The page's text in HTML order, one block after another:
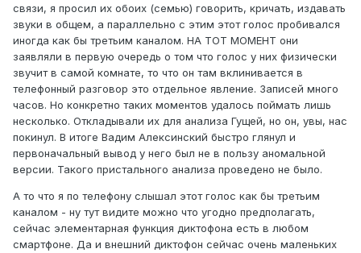
связи, я просил их обоих (семью) говорить, кричать, издавать
звуки в общем, а параллельно с этим этот голос пробивался
иногда как бы третьим каналом. НА ТОТ МОМЕНТ они
заявляли в первую очередь о том что голос у них физически
звучит в самой комнате, то что он там вклинивается в
телефонный разговор это отдельное явление. Записей много
часов. Но конкретно таких моментов удалось поймать лишь
несколько. Откладывали их для анализа Гущей, но он, увы, нас
покинул. В итоге Вадим Алексинский быстро глянул и
первоначальный вывод у него был не в пользу аномальной
версии. Такого пристального анализа проведено не было.
А то что я по телефону слышал этот голос как бы третьим
каналом - ну тут видите можно что угодно предполагать,
сейчас элементарная функция диктофона есть в любом
смартфоне. Да и внешний диктофон сейчас очень маленьких